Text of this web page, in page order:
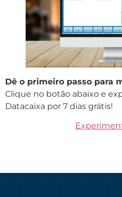
Dê o primeiro passo para
Clique no botão abaixo e
Datacaixa por 7 dias grátis!